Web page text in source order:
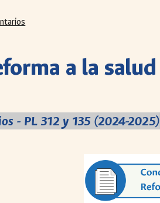
a la salud
- PL 312 y 135 (2024-2025)